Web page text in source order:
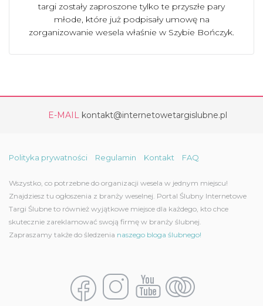
targi zostały zaproszone tylko te przyszłe pary
młode, które już podpisały umowę na
zorganizowanie wesela właśnie w Szybie Bończyk.
E-MAIL kontakt@internetowetargislubne.pl
Polityka prywatności Regulamin Kontakt FAQ
Wszystko, co potrzebne do organizacji wesela w jednym miejscu!
Znajdziesz tu ogłoszenia z branży weselnej. Portal Ślubny Internetowe
Targi Ślubne to również wyjątkowe miejsce dla każdego, kto chce
skutecznie zareklamować swoją firmę w branży ślubnej.
Zapraszamy także do śledzenia naszego bloga ślubnego!